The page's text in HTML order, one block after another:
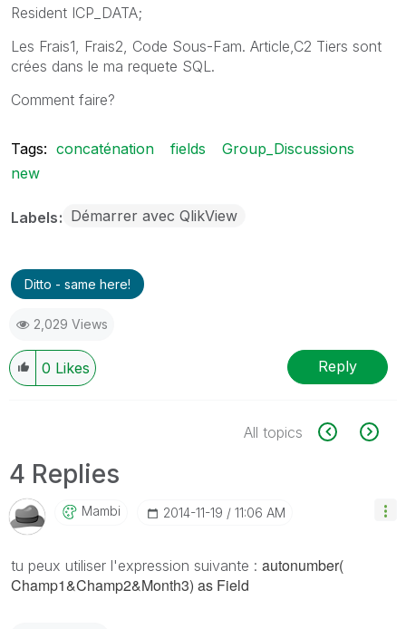
Resident ICP_DATA;
Les Frais1, Frais2, Code Sous-Fam. Article,C2 Tiers sont
crées dans le ma requete SQL.
Comment faire?
Tags: concaténation fields
Group_Discussions
new
Labels Démarrer avec QlikView
Ditto - same here!
2,029 Views
0 Likes Reply
All topics
4 Replies
Mambi ‎2014-11-19 11:06 AM
tu peux utiliser l'expression suivante : autonumber(
Champ1&Champ2&Month3) as Field